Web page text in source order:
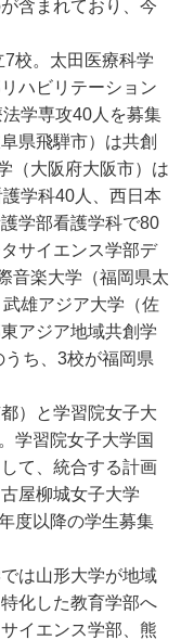
含まれており、今
校。太田医療科学
ハビリテーション
学専攻40人を募集
県飛騨市）は共創
（大阪府大阪市）は
学科40人、西日本
学部看護学科で80
サイエンス学部デ
音楽大学（福岡県太
雄アジア大学（佐
アジア地域共創学
ち、3校が福岡県
）と学習院女子大
学習院女子大学国
て、統合する計画
屋柳城女子大学
度以降の学生募集
は山形大学が地域
化した教育学部へ
イエンス学部、熊